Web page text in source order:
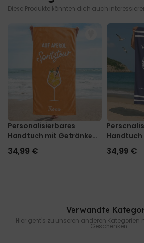
Diese Produkte könnten dich auch
Personalisierbares
Handtuch mit Getränken
und Spruch
34,99 €
Text
34,99 €
Verwandte
Hier geht's zu unseren anderen
Geschenken